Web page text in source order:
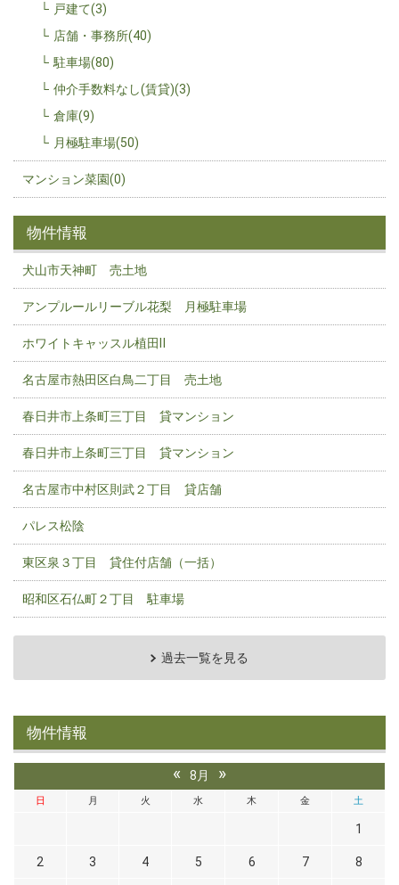
戸建て(3)
店舗・事務所(40)
駐車場(80)
仲介手数料なし(賃貸)(3)
倉庫(9)
月極駐車場(50)
マンション菜園(0)
物件情報
犬山市天神町 売土地
アンプルールリーブル花梨 月極駐車場
ホワイトキャッスル植田Ⅱ
名古屋市熱田区白鳥二丁目 売土地
春日井市上条町三丁目 貸マンション
春日井市上条町三丁目 貸マンション
名古屋市中村区則武２丁目 貸店舗
パレス松陰
東区泉３丁目 貸住付店舗（一括）
昭和区石仏町２丁目 駐車場
過去一覧を見る
物件情報
« 8月 »
日 月 火 水 木 金 土
1
2 3 4 5 6 7 8